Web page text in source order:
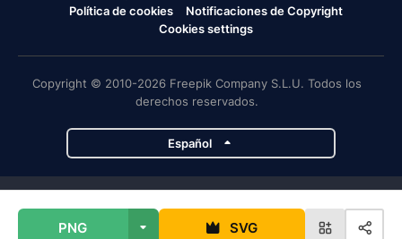
PNG SVG
Política de cookies
Notificaciones de Copyright
Cookies settings
Copyright © 2010-2026 Freepik Company S.L.U. Todos los
derechos reservados.
Español